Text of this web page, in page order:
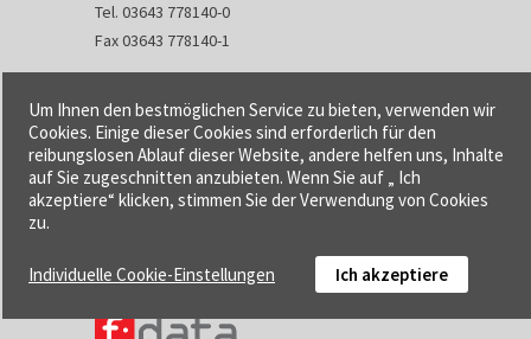
Tel. 03643 778140-0
Fax 03643 778140-1
info@fdata.de
Kontakt
Impressum
Datenschutzerklärung
Urheberrecht und Haftung
Cookie-Einstellungen
Um Ihnen den bestmöglichen Service zu bieten, verwenden wir
Cookies. Einige dieser Cookies sind erforderlich für den
reibungslosen Ablauf dieser Website, andere helfen uns, Inhalte
auf Sie zugeschnitten anzubieten. Wenn Sie auf „ Ich
akzeptiere“ klicken, stimmen Sie der Verwendung von Cookies
zu.
Individuelle Cookie-Einstellungen Ich akzeptiere